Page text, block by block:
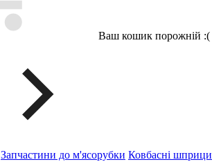
Ваш кошик порожній :(
Запчастини до м'ясорубки Ковбасні шприци